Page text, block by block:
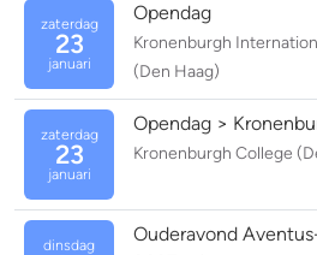
zaterdag
23
januari
Opendag
Kronenburgh
(Den Haag)
zaterdag
23
januari
Opendag >
Kronenburgh College
dinsdag
Ouderavond